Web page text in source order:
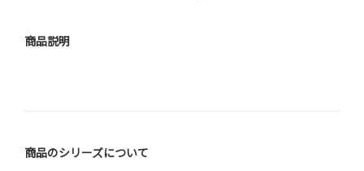
商品説明
商品のシリーズについて